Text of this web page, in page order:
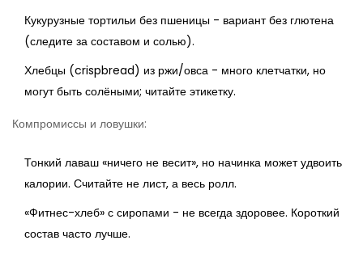
Кукурузные тортильи без пшеницы - вариант без глютена
(следите за составом и солью).
Хлебцы (crispbread) из ржи/овса - много клетчатки, но
могут быть солёными; читайте этикетку.
Компромиссы и ловушки:
Тонкий лаваш «ничего не весит», но начинка может удвоить
калории. Считайте не лист, а весь ролл.
«Фитнес-хлеб» с сиропами - не всегда здоровее. Короткий
состав часто лучше.